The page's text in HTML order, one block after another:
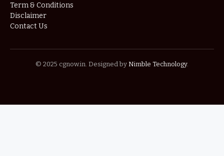
Term & Conditions
Disclaimer
Contact Us
© 2025 cgnow.in. Designed by Nimble Technology.